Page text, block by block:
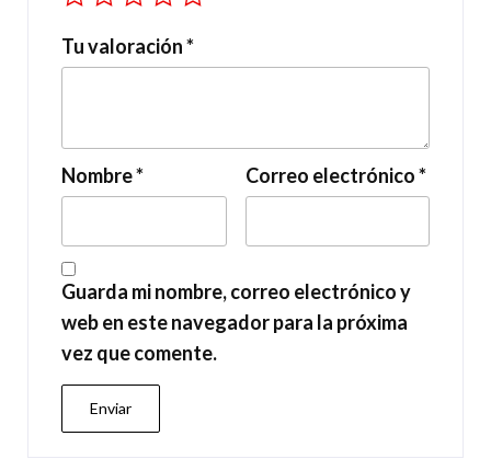
Tu valoración*
Nombre* Correo electrónico*
Guarda mi nombre, correo electrónico y
web en este navegador para la próxima
vez que comente.